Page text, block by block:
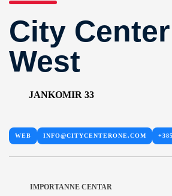
City
West
JANKOMIR 33
WEB INFO@CITYCENTERONE.COM
IMPORTANNE CENTAR